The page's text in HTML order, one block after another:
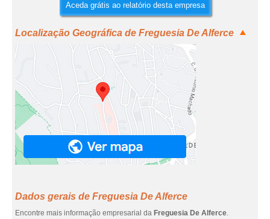
Aceda grátis ao relatório desta empresa
Localização Geográfica de Freguesia De Alferce
Dados gerais de Freguesia De Alferce
Encontre mais informação empresarial da Freguesia De Alferce.